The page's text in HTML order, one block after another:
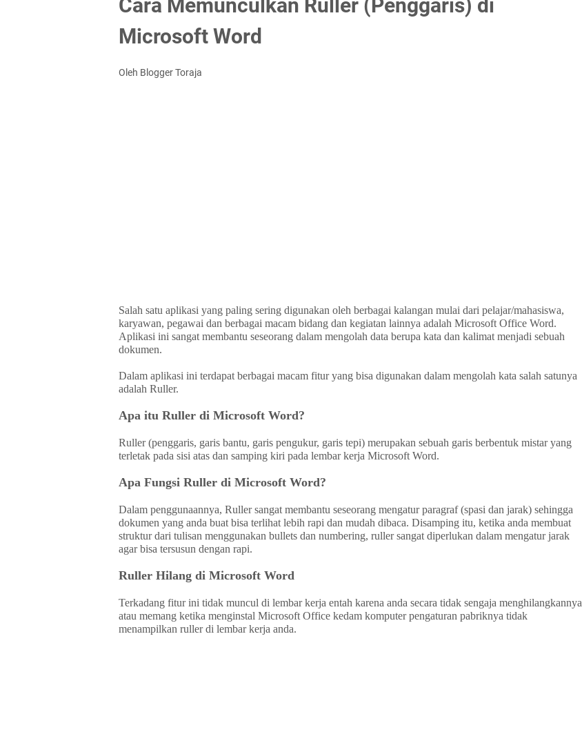
Cara Memunculkan Ruller (Penggaris) di
Microsoft Word
Oleh Blogger Toraja
Salah satu aplikasi yang paling sering digunakan oleh berbagai kalangan mulai dari pelajar/mahasiswa,
karyawan, pegawai dan berbagai macam bidang dan kegiatan lainnya adalah Microsoft Office Word.
Aplikasi ini sangat membantu seseorang dalam mengolah data berupa kata dan kalimat menjadi sebuah
dokumen.
Dalam aplikasi ini terdapat berbagai macam fitur yang bisa digunakan dalam mengolah kata salah satunya
adalah Ruller.
Apa itu Ruller di Microsoft Word?
Ruller (penggaris, garis bantu, garis pengukur, garis tepi) merupakan sebuah garis berbentuk mistar yang
terletak pada sisi atas dan samping kiri pada lembar kerja Microsoft Word.
Apa Fungsi Ruller di Microsoft Word?
Dalam penggunaannya, Ruller sangat membantu seseorang mengatur paragraf (spasi dan jarak) sehingga
dokumen yang anda buat bisa terlihat lebih rapi dan mudah dibaca. Disamping itu, ketika anda membuat
struktur dari tulisan menggunakan bullets dan numbering, ruller sangat diperlukan dalam mengatur jarak
agar bisa tersusun dengan rapi.
Ruller Hilang di Microsoft Word
Terkadang fitur ini tidak muncul di lembar kerja entah karena anda secara tidak sengaja menghilangkannya
atau memang ketika menginstal Microsoft Office kedam komputer pengaturan pabriknya tidak
menampilkan ruller di lembar kerja anda.